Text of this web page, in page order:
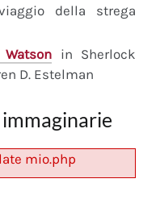
della strega
in Sherlock
D. Estelman
mio.php